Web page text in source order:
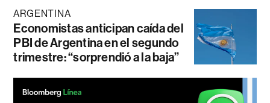
ARGENTINA
Economistas anticipan caída del
PBI de Argentina en el segundo
trimestre: “sorprendió a la baja”